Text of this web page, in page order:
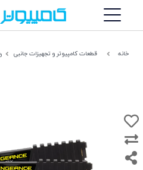
خانه قطعات کامپیوتر و تجهیزات جانبی